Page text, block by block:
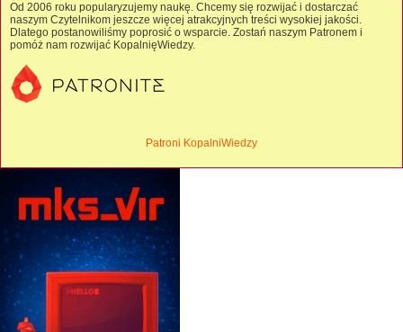
Od 2006 roku popularyzujemy naukę. Chcemy się rozwijać i dostarczać
naszym Czytelnikom jeszcze więcej atrakcyjnych treści wysokiej jakości.
Dlatego postanowiliśmy poprosić o wsparcie. Zostań naszym Patronem i
pomóż nam rozwijać KopalnięWiedzy.
Patroni KopalniWiedzy